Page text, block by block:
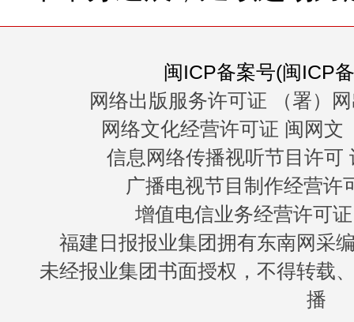
闽ICP备案号(闽ICP
网络出版服务许可证 （署）
网络文化经营许可证 闽网文
信息网络传播视听节目许可
广播电视节目制作经营许
增值电信业务经营许可
福建日报报业集团拥有东南网采
未经报业集团书面授权，不得转载
播